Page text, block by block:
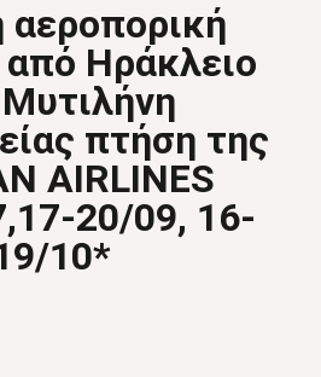
Εκτός Ευρώπης
αεροπορική
Ηράκλειο
πτήση της
AIRLINES
20/09, 16-
10*